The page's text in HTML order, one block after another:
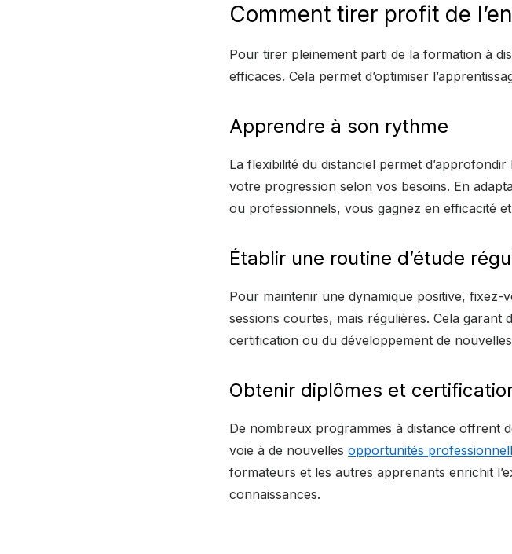
Comment tirer profit de
Pour tirer pleinement parti de la formation à
efficaces. Cela permet d’optimiser
Apprendre à son rythme
La flexibilité du distanciel permet
votre progression selon vos besoins. En
ou professionnels, vous gagnez en efficacité
Établir une routine d’étude
Pour maintenir une dynamique positive, fixez-
sessions courtes, mais régulières. Cela
certification ou du développement de
Obtenir diplômes et
De nombreux programmes à distance offrent
voie à de nouvelles opportunités
formateurs et les autres apprenants enrichit
connaissances.